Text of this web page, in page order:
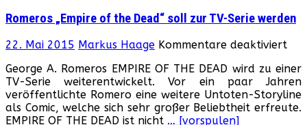
Romeros „Empire of the Dead“ soll zur TV-Serie werden
22. Mai 2015 Markus Haage Kommentare deaktiviertfür
of
the
George A. Romeros EMPIRE OF THE DEAD wird zu einer
TV-Serie weiterentwickelt. Vor ein paar Jahren
veröffentlichte Romero eine weitere Untoten-Storyline
als Comic, welche sich sehr großer Beliebtheit erfreute.
EMPIRE OF THE DEAD ist nicht … [vorspulen]